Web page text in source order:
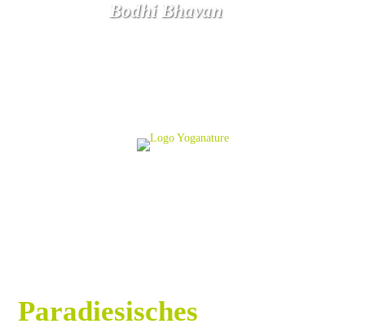
Bodhi Bhavan
Paradiesisches